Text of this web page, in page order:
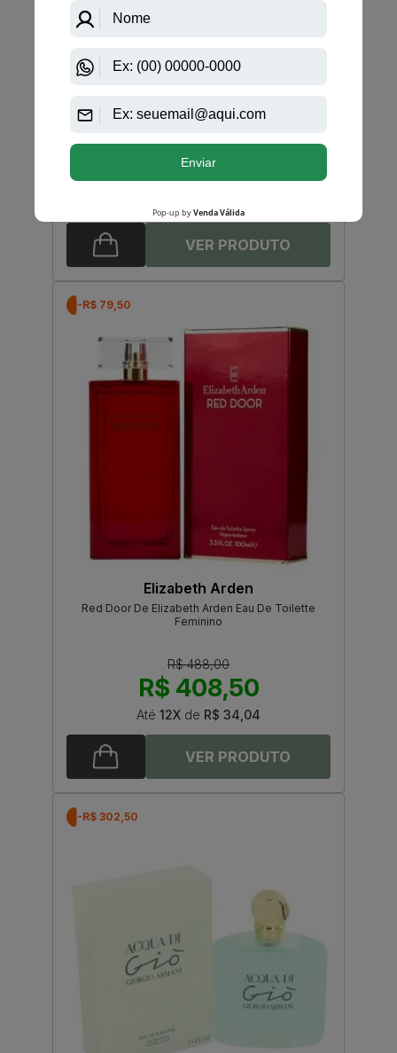
Dolce Gabbana
R$ 788,50
-R$ 79,50
Elizabeth Arden
Red Door De Elizabeth Arden Eau De Toilette
Feminino
R$ 488,00
R$ 408,50
Até 12X de R$ 34,04
-R$ 302,50